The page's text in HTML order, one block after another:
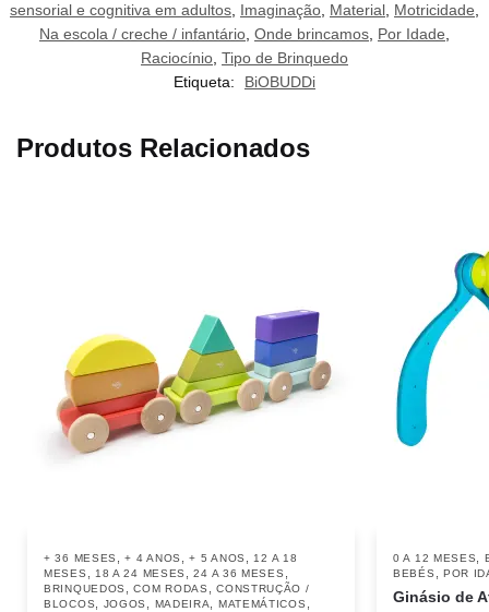
sensorial e cognitiva em adultos Imaginação Material Motricidade
Na escola / creche / infantário Onde brincamos Por Idade
Raciocínio Tipo de Brinquedo
Etiqueta:
BiOBUDDi
Produtos Relacionados
+ 36 MESES ,+ 4 ANOS ,+ 5 ANOS
12 A 18
MESES
18 A 24 MESES ,24 A 36 MESES
BRINQUEDOS ,COM RODAS ,CONSTRUÇÃO /
BLOCOS
JOGOS MADEIRA MATEMÁTICOS
0 A 12 MESES
BEBÉS
POR
Ginásio de